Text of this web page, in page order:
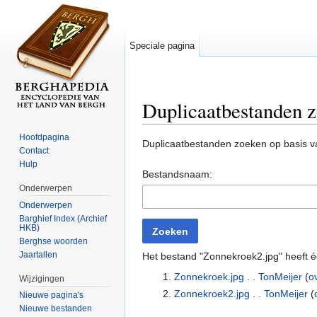
Duplicaatbestanden
Duplicaatbestanden zoeken op basis
Bestandsnaam:
Zoeken
Het bestand "Zonnekroek2.jpg" heeft
Zonnekroek.jpg
TonMeijer (
Zonnekroek2.jpg
TonMeijer (
Speciale pagina
Hoofdpagina
Contact
Hulp
Onderwerpen
Onderwerpen
Barghief Index (Archief
HKB)
Berghse woorden
Jaartallen
Wijzigingen
Nieuwe pagina's
Nieuwe bestanden